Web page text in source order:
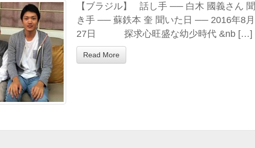
【ブラジル】 話し手 ── 白木 國義さん 聞
き手 ── 蘇鉄本 奎 聞いた日 ── 2016年8月
27日 探求心旺盛な幼少時代 &nb […]
Read More